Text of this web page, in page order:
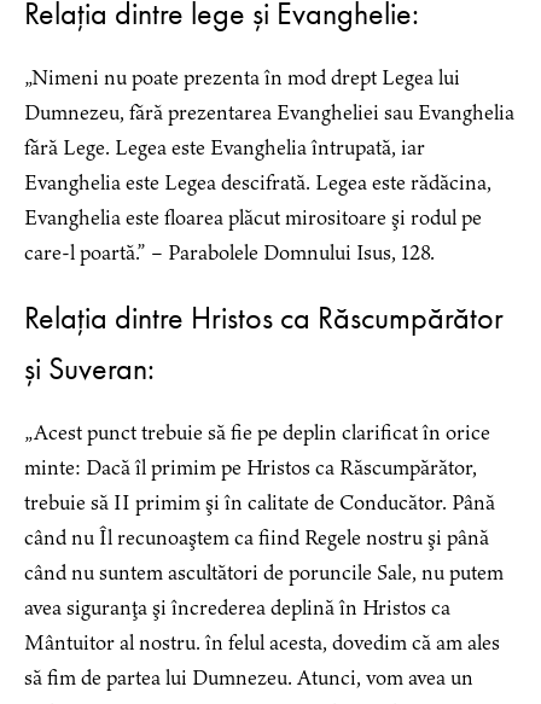
Relația dintre lege și Evanghelie:
„Nimeni nu poate prezenta în mod drept Legea lui
Dumnezeu, fără prezentarea Evangheliei sau Evanghelia
fără Lege. Legea este Evanghelia întrupată, iar
Evanghelia este Legea descifrată. Legea este rădăcina,
Evanghelia este floarea plăcut mirositoare şi rodul pe
care-l poartă.” – Parabolele Domnului Isus, 128.
Relația dintre Hristos ca Răscumpărător
și Suveran:
„Acest punct trebuie să fie pe deplin clarificat în orice
minte: Dacă îl primim pe Hristos ca Răscumpărător,
trebuie să II primim şi în calitate de Conducător. Până
când nu Îl recunoaştem ca fiind Regele nostru şi până
când nu suntem ascultători de poruncile Sale, nu putem
avea siguranţa şi încrederea deplină în Hristos ca
Mântuitor al nostru. în felul acesta, dovedim că am ales
să fim de partea lui Dumnezeu. Atunci, vom avea un